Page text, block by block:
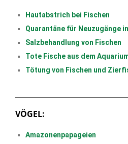
Hautabstrich bei Fischen
Quarantäne für Neuzugänge
Salzbehandlung von Fischen
Tote Fische aus dem
Tötung von Fischen und
VÖGEL:
Amazonenpapageien